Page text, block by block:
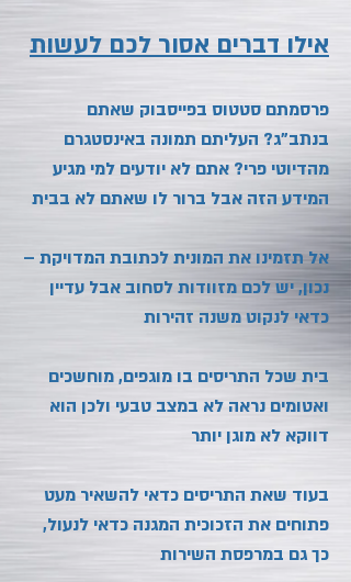
אילו דברים אסור לכם לעשות
פרסמתם סטטוס בפייסבוק שאתם
בנתב"ג? העליתם תמונה באינסטגרם
מהדיוטי פרי? אתם לא יודעים למי מגיע
המידע הזה אבל ברור לו שאתם לא בבית
אל תזמינו את המונית לכתובת המדויקת –
נכון, יש לכם מזוודות לסחוב אבל עדיין
כדאי לנקוט משנה זהירות
בית שכל התריסים בו מוגפים, מוחשכים
ואטומים נראה לא במצב טבעי ולכן הוא
דווקא לא מוגן יותר
בעוד שאת התריסים כדאי להשאיר מעט
פתוחים את הזכוכית המגנה כדאי לנעול,
כך גם במרפסת השירות